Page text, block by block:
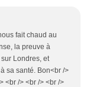
fait chaud au
la preuve à
Londres, et
sa santé. Bon<br />
<br /> <br /> <br />